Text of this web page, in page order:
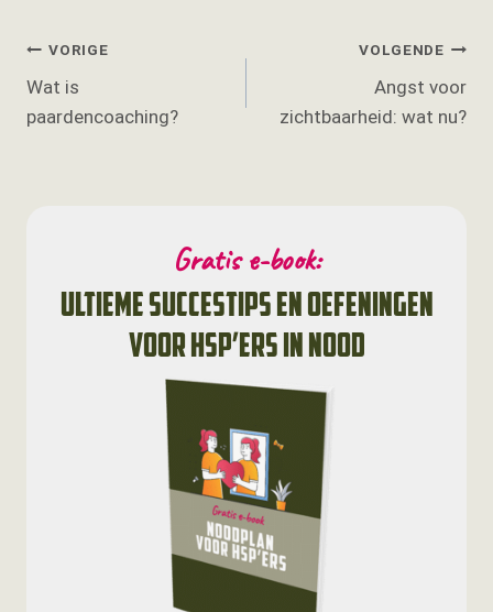
Bericht
navigatie
VORIGE
Wat is
paardencoaching?
VOLGENDE
Angst voor
zichtbaarheid: wat nu?
Gratis e-book:
ultieme succestips en oefeningen
voor HSP’ers in nood